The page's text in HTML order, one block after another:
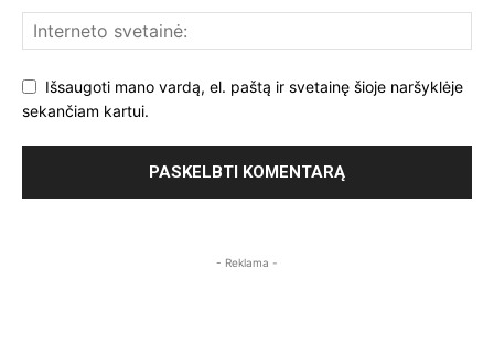
Išsaugoti mano vardą, el. paštą ir svetainę šioje naršyklėje
sekančiam kartui.
- Reklama -